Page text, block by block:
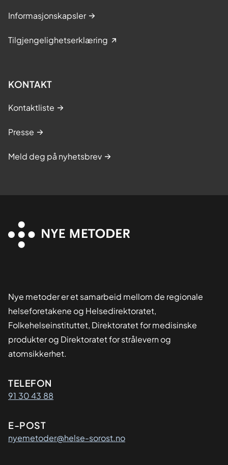
Informasjonskapsler
Tilgjengelighetserklæring
KONTAKT
Kontaktliste
Presse
Meld deg på nyhetsbrev
Nye metoder er et samarbeid mellom de regionale
helseforetakene og Helsedirektoratet,
Folkehelseinstituttet, Direktoratet for medisinske
produkter og Direktoratet for strålevern og
atomsikkerhet.
Kontaktinformasjon
TELEFON
91 30 43 88
E-POST
nyemetoder@helse-sorost.no